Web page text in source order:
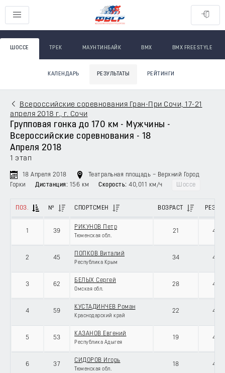
ШОССЕ ТРЕК МАУНТИНБАЙК BMX BMX FREESTYLE
КАЛЕНДАРЬ РЕЗУЛЬТАТЫ РЕЙТИНГИ
Всероссийские соревнования Гран-При Сочи, 17-21
апреля 2018 г., г. Сочи
Групповая гонка до 170 км - Мужчины -
Всероссийские соревнования - 18
Апреля 2018
1 этап
18 Апреля 2018
Театральная площадь – Верхний Город
Горки
Дистанция: 156 км Скорость: 40,011 км/ч Шоссе
ПОЗ. № СПОРТСМЕН ВОЗРАСТ
1 39
РИКУНОВ Петр
Тюменская обл.
21
2 45
ПОПКОВ Виталий
Республика Крым
34
3 62
БЕЛЫХ Сергей
Омская обл.
28
4 59
КУСТАДИНЧЕВ Роман
Краснодарский край
22
5 53
КАЗАНОВ Евгений
Республика Адыгея
19
6 37
СИДОРОВ Игорь
Тюменская обл.
18